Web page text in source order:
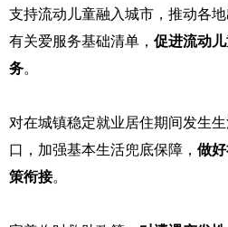
支持流动儿童融入城市，推动各
有关爱服务基础清单， 促进流动
务。
对在城镇稳定就业居住期间发生
口，加强基本生活兜底保障， 做
策衔接。